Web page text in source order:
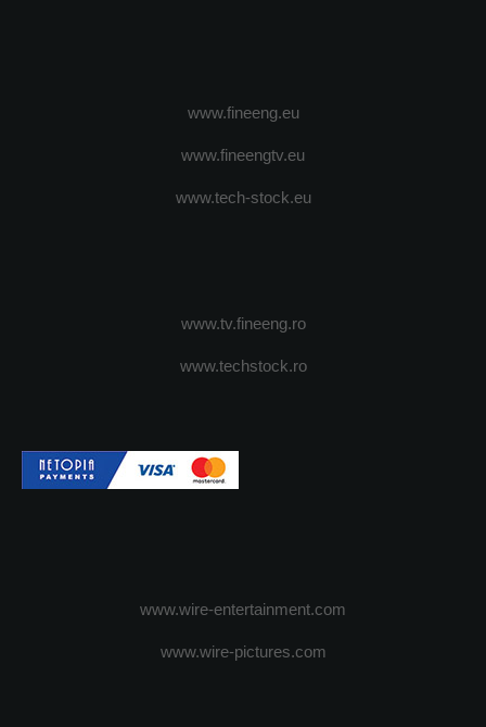
www.fineeng.eu
www.fineengtv.eu
www.tech-stock.eu
www.tv.fineeng.ro
www.techstock.ro
www.wire-entertainment.com
www.wire-pictures.com